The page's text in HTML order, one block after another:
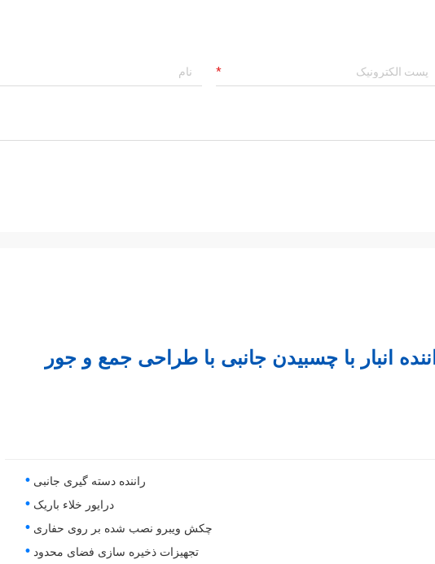
انبار با چسبیدن جانبی با طراحی جمع و جور
راننده دسته گیری جانبی
درایور خلاء باریک
چکش ویبرو نصب شده بر روی حفاری
تجهیزات ذخیره سازی فضای محدود